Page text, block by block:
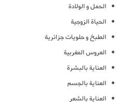
الحمل و الولادة
الحياة الزوجية
الطبخ و حلويات جزائرية
العروس المغربية
العناية بالبشرة
العناية بالجسم
العناية بالشعر